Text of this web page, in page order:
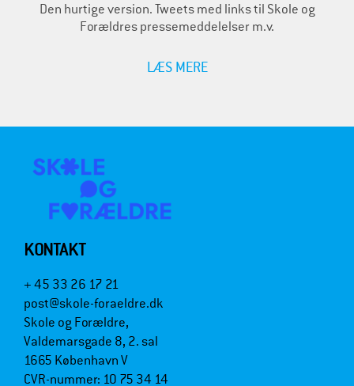
Den hurtige version. Tweets med links til Skole og
Forældres pressemeddelelser m.v.
LÆS MERE
KONTAKT
+ 45 33 26 17 21
post@skole-foraeldre.dk
Skole og Forældre,
Valdemarsgade 8, 2. sal
1665 København V
CVR-nummer: 10 75 34 14